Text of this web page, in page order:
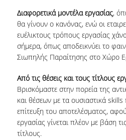
Διαφορετικά μοντέλα εργασίας,
θα γίνουν ο κανόνας, ενώ οι
ευέλικτους τρόπους εργασίας
σήμερα, όπως αποδεικνύει το
Σιωπηλής Παραίτησης στο Χώρο
Από τις θέσεις και τους τίτλους
Βρισκόμαστε στην πορεία της
και θέσεων με τα ουσιαστικά
επίτευξη του αποτελέσματος,
εργασίας γίνεται πλέον με βάση
τίτλους.